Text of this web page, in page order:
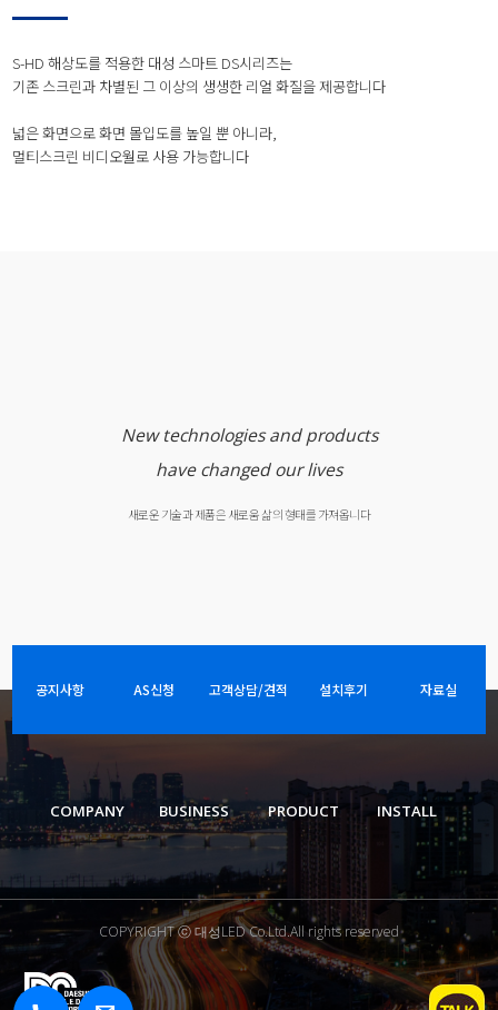
S-HD 해상도를 적용한 대성 스마트 DS시리즈는
기존 스크린과 차별된 그 이상의 생생한 리얼 화질을 제공합니다
넓은 화면으로 화면 몰입도를 높일 뿐 아니라,
멀티스크린 비디오월로 사용 가능합니다
New technologies and products
have changed our lives
새로운 기술과 제품은 새로움 삶의 형태를 가져옵니다
공지사항 AS신청 고객상담/견적 설치후기 자료실
COMPANY BUSINESS PRODUCT INSTALL
COPYRIGHT ⓒ 대성LED Co.Ltd.All rights reserved